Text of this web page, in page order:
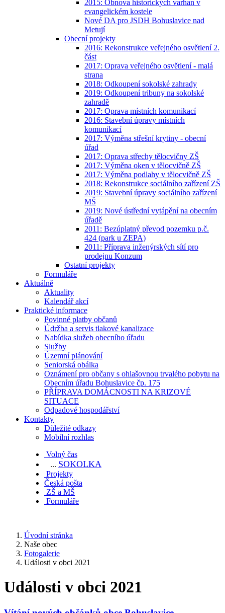
2015: Obnova historických varhan v
evangelickém kostele
Nové DA pro JSDH Bohuslavice nad
Metují
Obecní projekty
2016: Rekonstrukce veřejného osvětlení 2.
část
2017: Oprava veřejného osvětlení - malá
strana
2018: Odkoupení sokolské zahrady
2019: Odkoupení tribuny na sokolské
zahradě
2017: Oprava místních komunikací
2016: Stavební úpravy místních
komunikací
2017: Výměna střešní krytiny - obecní
úřad
2017: Oprava střechy tělocvičny ZŠ
2017: Výměna oken v tělocvičně ZŠ
2017: Výměna podlahy v tělocvičně ZŠ
2018: Rekonstrukce sociálního zařízení ZŠ
2019: Stavební úpravy sociálního zařízení
MŠ
2019: Nové ústřední vytápění na obecním
úřadě
2011: Bezúplatný převod pozemku p.č.
424 (park u ZEPA)
2011: Příprava inženýrských sítí pro
prodejnu Konzum
Ostatní projekty
Formuláře
Aktuálně
Aktuality
Kalendář akcí
Praktické informace
Povinné platby občanů
Údržba a servis tlakové kanalizace
Nabídka služeb obecního úřadu
Služby
Územní plánování
Seniorská obálka
Oznámení pro občany s ohlašovnou trvalého pobytu na
Obecním úřadu Bohuslavice čp. 175
PŘÍPRAVA DOMÁCNOSTI NA KRIZOVÉ
SITUACE
Odpadové hospodářství
Kontakty
Důležité odkazy
Mobilní rozhlas
Volný čas
... SOKOLKA
Projekty
Česká pošta
ZŠ a MŠ
Formuláře
Úvodní stránka
Naše obec
Fotogalerie
Události v obci 2021
Události v obci 2021